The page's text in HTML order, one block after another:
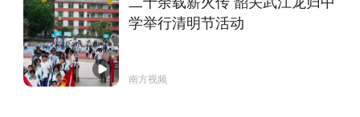
学举行清明节活动
南方视频